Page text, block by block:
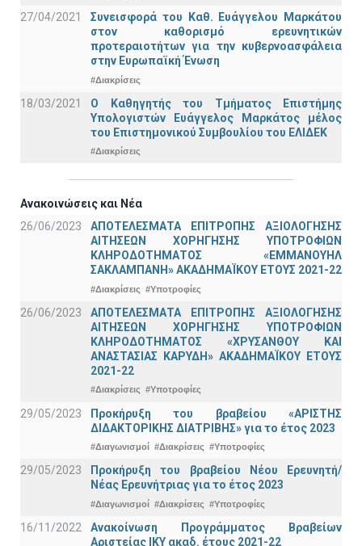
27/04/2021
Συνεισφορά του Καθ. Ευάγγελου Μαρκάτου
στον καθορισμό ερευνητικών
προτεραιοτήτων για την κυβερνοασφάλεια
στην Ευρωπαϊκή Ένωση
#Διακρίσεις
18/03/2021
Ο Καθηγητής του Τμήματος Επιστήμης
Υπολογιστών Ευάγγελος Μαρκάτος μέλος
του Επιστημονικού Συμβουλίου του ΕΛΙΔΕΚ
#Διακρίσεις
Ανακοινώσεις και Νέα
26/06/2023
ΑΠΟΤΕΛΕΣΜΑΤΑ ΕΠΙΤΡΟΠΗΣ ΑΞΙΟΛΟΓΗΣΗΣ
ΑΙΤΗΣΕΩΝ ΧΟΡΗΓΗΣΗΣ ΥΠΟΤΡΟΦΙΩΝ
ΚΛΗΡΟΔΟΤΗΜΑΤΟΣ «ΕΜΜΑΝΟΥΗΛ
ΣΑΚΛΑΜΠΑΝΗ» ΑΚΑΔΗΜΑΪΚΟΥ ΕΤΟΥΣ 2021-22
#Διακρίσεις #Υποτροφίες
26/06/2023
ΑΠΟΤΕΛΕΣΜΑΤΑ ΕΠΙΤΡΟΠΗΣ ΑΞΙΟΛΟΓΗΣΗΣ
ΑΙΤΗΣΕΩΝ ΧΟΡΗΓΗΣΗΣ ΥΠΟΤΡΟΦΙΩΝ
ΚΛΗΡΟΔΟΤΗΜΑΤΟΣ «ΧΡΥΣΑΝΘΟΥ ΚΑΙ
ΑΝΑΣΤΑΣΙΑΣ ΚΑΡΥΔΗ» ΑΚΑΔΗΜΑΪΚΟΥ ΕΤΟΥΣ
2021-22
#Διακρίσεις #Υποτροφίες
29/05/2023
Προκήρυξη του βραβείου «ΑΡΙΣΤΗΣ
ΔΙΔΑΚΤΟΡΙΚΗΣ ΔΙΑΤΡΙΒΗΣ» για το έτος 2023
#Διαγωνισμοί #Διακρίσεις #Υποτροφίες
29/05/2023
Προκήρυξη του βραβείου Νέου Ερευνητή/
Νέας Ερευνήτριας για το έτος 2023
#Διαγωνισμοί #Διακρίσεις #Υποτροφίες
16/11/2022
Ανακοίνωση Προγράμματος Βραβείων
Αριστείας ΙΚΥ ακαδ. έτους 2021-22